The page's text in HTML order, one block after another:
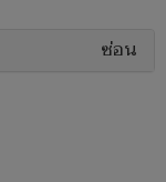
ซ่อน